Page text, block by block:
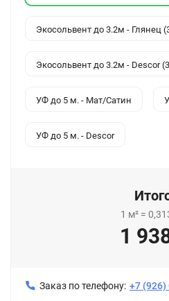
Экосольвент до 3.2м - Глянец
Экосольвент до 3.2м - Descor
УФ до 5 м. - Мат/Сатин
УФ до 5 м. - Descor
1 м² =
1
Заказ по телефону: +7 (926)